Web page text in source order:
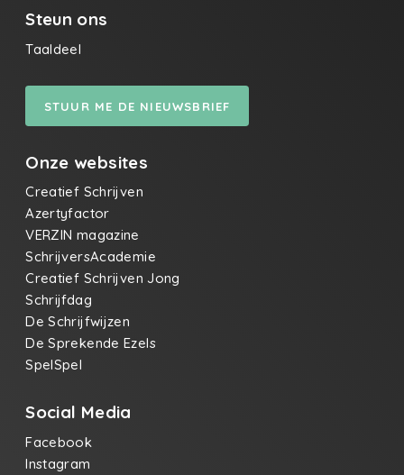
Steun ons
Taaldeel
STUUR ME DE NIEUWSBRIEF
Onze websites
Creatief Schrijven
Azertyfactor
VERZIN magazine
SchrijversAcademie
Creatief Schrijven Jong
Schrijfdag
De Schrijfwijzen
De Sprekende Ezels
SpelSpel
Social Media
Facebook
Instagram